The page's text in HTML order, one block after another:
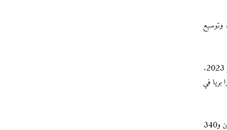
وتوسيع
وبعد اشتباكات مع فصائل في لبنان، بينها حزب الله، بدأت عقب شن "إسرائيل" حرب إبادة جماعية على قطاع غزة في 7 تشرين الأول/ أكتوبر 2023،
بريا في
وأسفر العدوان على لبنان إجمالا عن "ألفين و546 شهيدا و11 ألفا و862 جريحا"، بينهم عدد كبير من النساء والأطفال، فضلا عن أكثر من مليون و340